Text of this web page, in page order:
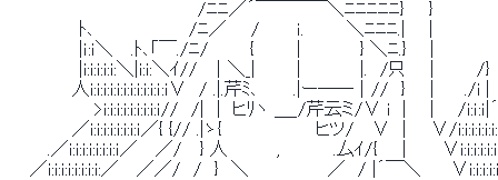
/ﾆﾆ／´￣￣￣￣＼ﾆﾆﾆﾆﾆ}　　}
ﾄ､ 　 　 　 　 　 /ﾆ／　　/　　　ｉ.　　　 ＼ﾆﾆﾆ.| 　 |
|ｉ:ｉ＼　 .ﾄ､「￣./ﾆ/ 　 　 {　　　 | 　 　 　 } ＼ﾆ.} 　 |
|i:i:i:i:i:＼|i:i:＼ｲ//　│＼_| 　 　 | 　 　 　 |.　/只 　 |　　　 /}
人i:i:i:i:i:i:i:i:i:i:ｉ:ｉ∨　/ .|.芹ﾐ､　 　 .|ー──│//　}　　|　　 ./i |　
>i:i:i:i:i:i:i:i:ｉ//　/|　|　ヒﾘヽ ＿_/芹云ミ/∨ i　| 　 | 　 /i:ｉ:ｉ
／i:i:i:i:i:i:i:ｉ／{ {// .|ゝ{ 　 　 　 　 　 ヒツ/　 ∨　|　　∨/
.／i:i:i:i:i:i:i:ｉ／　 ／/　 } 人　　　　,　 　 　 .厶ｲ/{　　|　 　
／i:i:i:i:i:i:i:i:／　 ／／/　/　}　＼　　 　　　　／　/ |´￣＼　　